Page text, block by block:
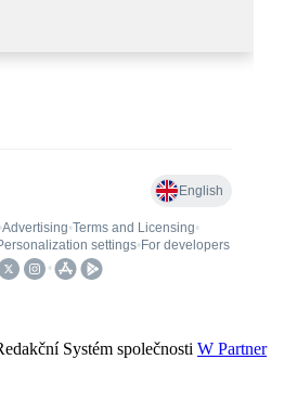
Systém společnosti W Partner